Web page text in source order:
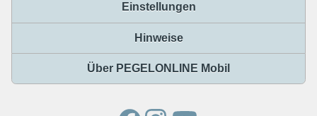
Einstellungen
Hinweise
Über PEGELONLINE Mobil